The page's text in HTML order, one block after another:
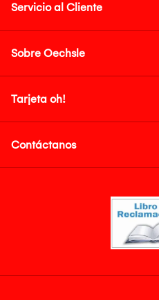
Servicio al Cliente
Sobre Oechsle
Tarjeta oh!
Contáctanos